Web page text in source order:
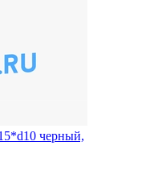
черный,